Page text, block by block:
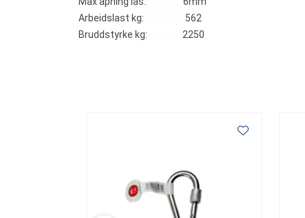
Arbeidslast kg: 562
Bruddstyrke kg: 2250